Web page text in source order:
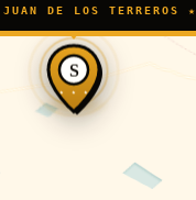
DE LOS TERREROS ★
S
★ ★ ★